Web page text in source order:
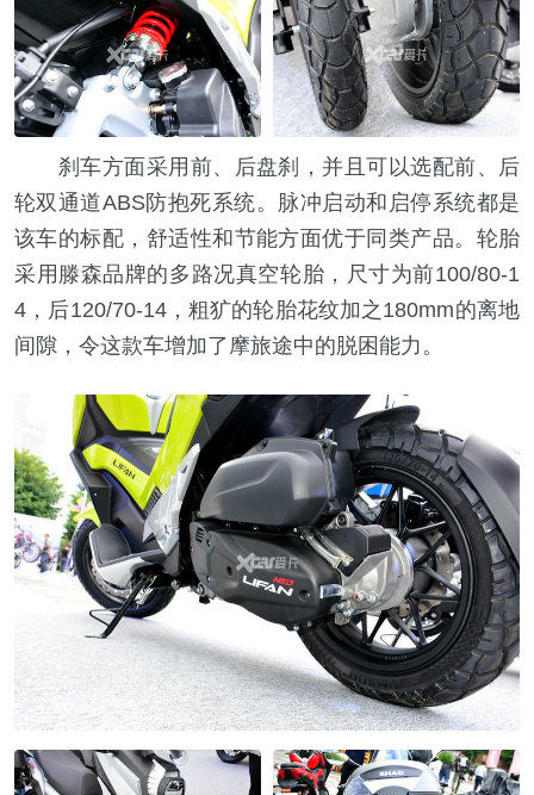
刹车方面采用前、后盘刹，并且可以选配前、后
轮双通道ABS防抱死系统。脉冲启动和启停系统都是
该车的标配，舒适性和节能方面优于同类产品。轮胎
采用滕森品牌的多路况真空轮胎，尺寸为前100/80-1
4，后120/70-14，粗犷的轮胎花纹加之180mm的离地
间隙，令这款车增加了摩旅途中的脱困能力。